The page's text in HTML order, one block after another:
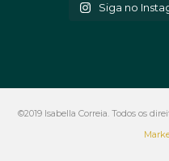
Siga no
©2019 Isabella Correia. Todos os